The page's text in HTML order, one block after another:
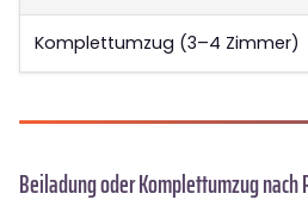
Komplettumzug (3–4 Zimmer)
Beiladung oder Komplettumzug nach